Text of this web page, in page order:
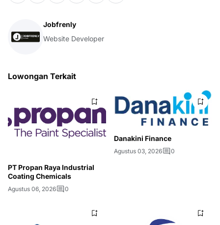
Jobfrenly
Website Developer
Lowongan Terkait
PT Propan Raya Industrial
Coating Chemicals
Agustus 06, 2026 0
Danakini Finance
Agustus 03, 2026 0